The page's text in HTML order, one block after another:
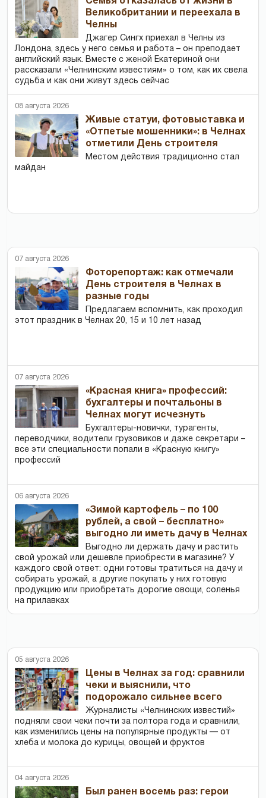
Великобритании и переехала в
Челны
Джагер Сингх приехал в Челны из
Лондона, здесь у него семья и работа – он преподает
английский язык. Вместе с женой Екатериной они
рассказали «Челнинским известиям» о том, как их свела
судьба и как они живут здесь сейчас
08 августа 2026
Живые статуи, фотовыставка и
«Отпетые мошенники»: в Челнах
отметили День строителя
Местом действия традиционно стал
майдан
07 августа 2026
Фоторепортаж: как отмечали
День строителя в Челнах в
разные годы
Предлагаем вспомнить, как проходил
этот праздник в Челнах 20, 15 и 10 лет назад
07 августа 2026
«Красная книга» профессий:
бухгалтеры и почтальоны в
Челнах могут исчезнуть
Бухгалтеры-новички, тур­агенты,
переводчики, водители грузовиков и даже секретари –
все эти специальности попали в «Красную книгу»
профессий
06 августа 2026
«Зимой картофель – по 100
рублей, а свой – бесплатно»
выгодно ли иметь дачу в Челнах
Выгодно ли держать дачу и растить
свой урожай или дешевле приобрести в магазине? У
каждого свой ответ: одни готовы тратиться на дачу и
собирать урожай, а другие покупать у них готовую
продукцию или приобретать дорогие овощи, соленья
на прилавках
05 августа 2026
Цены в Челнах за год: сравнили
чеки и выяснили, что
подорожало сильнее всего
Журналисты «Челнинских известий»
подняли свои чеки почти за полтора года и сравнили,
как изменились цены на популярные продукты — от
хлеба и молока до курицы, овощей и фруктов
04 августа 2026
Был ранен восемь раз: герои